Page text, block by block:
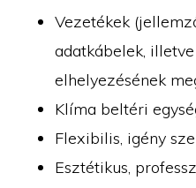
Vezetékek
adatkábelek,
elhelyezésének
Klíma beltéri
Flexibilis, igény
Esztétikus,